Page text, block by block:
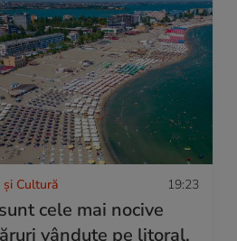
și Cultură 19:23
cele mai nocive
vândute pe litoral.